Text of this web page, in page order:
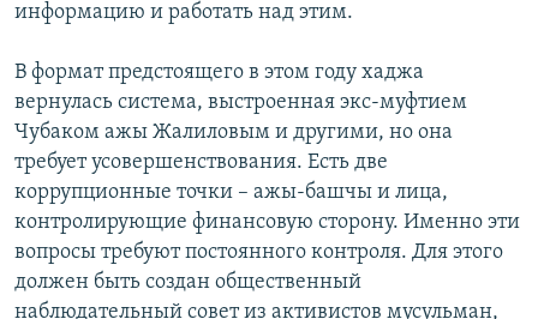
информацию и работать над этим.
В формат предстоящего в этом году хаджа
вернулась система, выстроенная экс-муфтием
Чубаком ажы Жалиловым и другими, но она
требует усовершенствования. Есть две
коррупционные точки – ажы-башчы и лица,
контролирующие финансовую сторону. Именно эти
вопросы требуют постоянного контроля. Для этого
должен быть создан общественный
наблюдательный совет из активистов мусульман,